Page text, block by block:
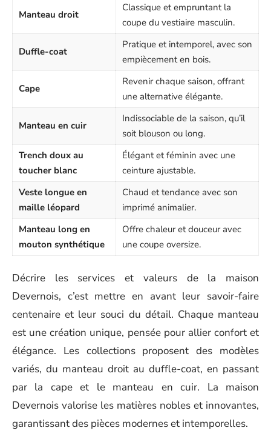
Manteau droit
Classique et empruntant la
coupe du vestiaire masculin.
Duffle-coat
Pratique et intemporel, avec son
empiècement en bois.
Cape
Revenir chaque saison, offrant
une alternative élégante.
Manteau en cuir
Indissociable de la saison, qu’il
soit blouson ou long.
Trench doux au
toucher blanc
Élégant et féminin avec une
ceinture ajustable.
Veste longue en
maille léopard
Chaud et tendance avec son
imprimé animalier.
Manteau long en
mouton synthétique
Offre chaleur et douceur avec
une coupe oversize.
Décrire les services et valeurs de la maison
Devernois, c’est mettre en avant leur savoir-faire
centenaire et leur souci du détail. Chaque manteau
est une création unique, pensée pour allier confort et
élégance. Les collections proposent des modèles
variés, du manteau droit au duffle-coat, en passant
par la cape et le manteau en cuir. La maison
Devernois valorise les matières nobles et innovantes,
garantissant des pièces modernes et intemporelles.